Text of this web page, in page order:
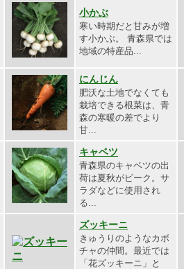
小かぶ
寒い時期だと甘みが増
す小かぶ。 青森県では
地域の特産品...
にんじん
肥沃な土地でなくても
栽培できる根菜は、青
森の寒暖の差でより
甘...
キャベツ
青森県のキャベツの出
荷は夏秋がピーク。サ
ラダなどに使用され
る...
ズッキーニ
きゅうりのようなカボ
チャの仲間。最近では
「花ズッキーニ」と